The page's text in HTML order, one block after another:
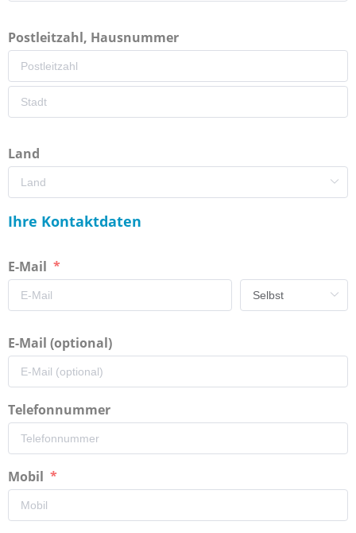
Postleitzahl, Hausnummer
Land
Ihre Kontaktdaten
E-Mail
E-Mail (optional)
Telefonnummer
Mobil